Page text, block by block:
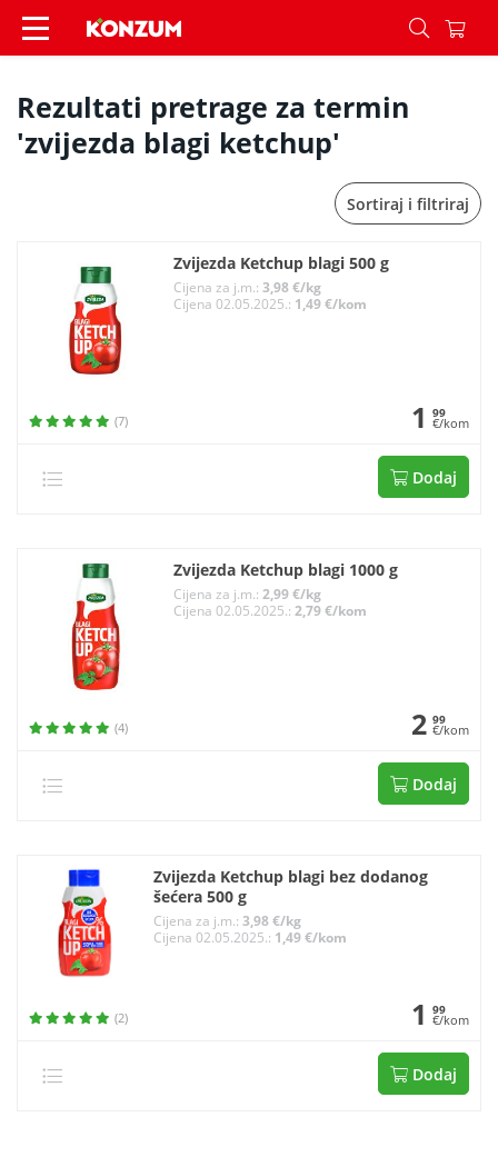
Pretraživanje - Konzum
Rezultati pretrage za termin
'zvijezda blagi ketchup'
Sortiraj i filtriraj
Zvijezda Ketchup blagi 500 g
Cijena za j.m.: 3,98 €/kg
Cijena 02.05.2025.: 1,49 €/kom
(7) 1 99
€/kom
Dodaj
Zvijezda Ketchup blagi 1000 g
Cijena za j.m.: 2,99 €/kg
Cijena 02.05.2025.: 2,79 €/kom
(4) 2 99
€/kom
Dodaj
Zvijezda Ketchup blagi bez dodanog
šećera 500 g
Cijena za j.m.: 3,98 €/kg
Cijena 02.05.2025.: 1,49 €/kom
(2) 1 99
€/kom
Dodaj